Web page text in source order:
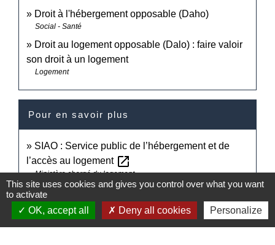
Droit à l'hébergement opposable (Daho)
Social - Santé
Droit au logement opposable (Dalo) : faire valoir
son droit à un logement
Logement
Pour en savoir plus
SIAO : Service public de l’hébergement et de
l’accès au logement open_in_new
Ministère chargé du logement
Signaler une erreur sur cette page
This site uses cookies and gives you control over what you want
to activate
OK, accept all
Deny all cookies Personalize